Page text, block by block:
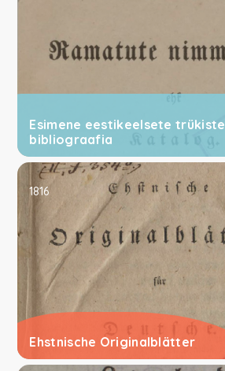
Esimene eestikeelsete trükiste
bibliograafia
Ehstnische Originalblätter
1816